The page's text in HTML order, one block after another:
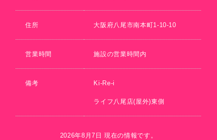
住所 大阪府八尾市南本町1-10-10
営業時間 施設の営業時間内
備考 Ki-Re-i
ライフ八尾店(屋外)東側
2026年8月7日 現在の情報です。